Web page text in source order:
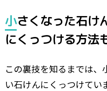
小さくなった石け
にくっつける方法
この裏技を知るまでは、
い石けんにくっつけてい